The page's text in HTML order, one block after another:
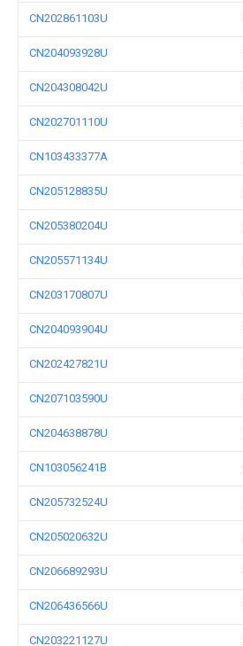
CN202861103U
CN204093928U
CN204308042U
CN202701110U
CN103433377A
CN205128835U
CN205380204U
CN205571134U
CN203170807U
CN204093904U
CN202427821U
CN207103590U
CN204638878U
CN103056241B
CN205732524U
CN205020632U
CN206689293U
CN206436566U
CN203221127U